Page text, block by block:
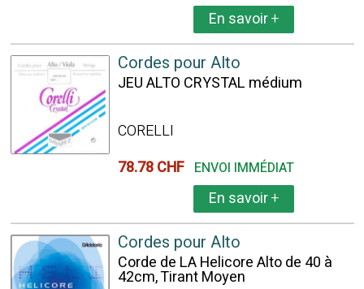
En savoir+
Cordes pour Alto
JEU ALTO CRYSTAL médium
CORELLI
78.78 CHF ENVOI IMMÉDIAT
En savoir+
Cordes pour Alto
Corde de LA Helicore Alto de 40 à
42cm, Tirant Moyen